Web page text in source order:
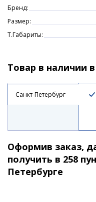
Бренд:
Размер:
Т.Габариты:
Товар в наличии
Санкт-Петербург
Оформив заказ,
получить в 258
Петербурге